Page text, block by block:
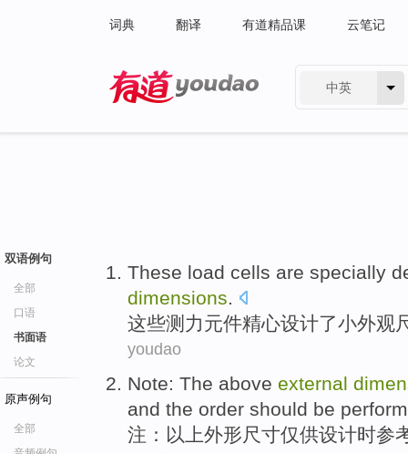
词典 翻译 有道精品课 云笔记
中英
双语例句
全部
口语
书面语
论文
原声例句
全部
These load cells are specially
dimensions.
这些测力元件精心设计了小外观
youdao
Note: The above external
and the order should be
注 ： 以上外形尺寸仅供设计时参